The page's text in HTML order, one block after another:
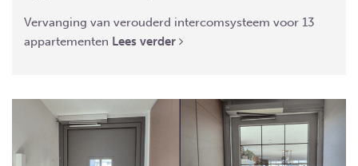
Vervanging van verouderd intercomsysteem voor 13
appartementen Lees verder